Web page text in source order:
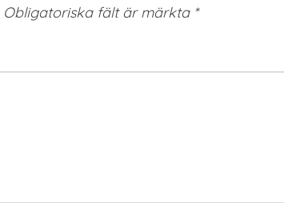
Obligatoriska fält är märkta *